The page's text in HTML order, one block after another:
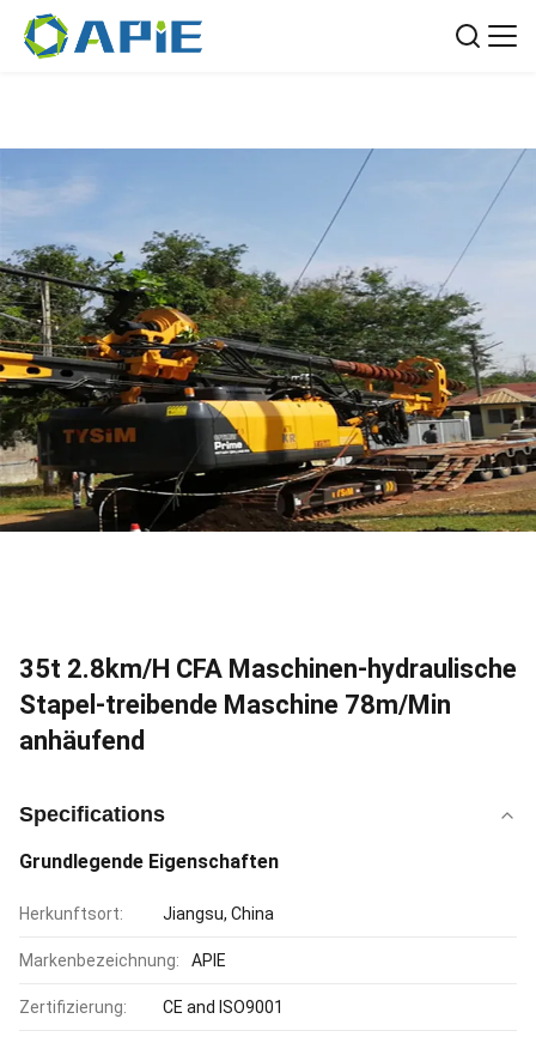
35t 2.8km/H CFA Maschinen-hydraulische
Stapel-treibende Maschine 78m/Min
anhäufend
Specifications
Grundlegende Eigenschaften
Herkunftsort: Jiangsu, China
Markenbezeichnung: APIE
Zertifizierung: CE and ISO9001